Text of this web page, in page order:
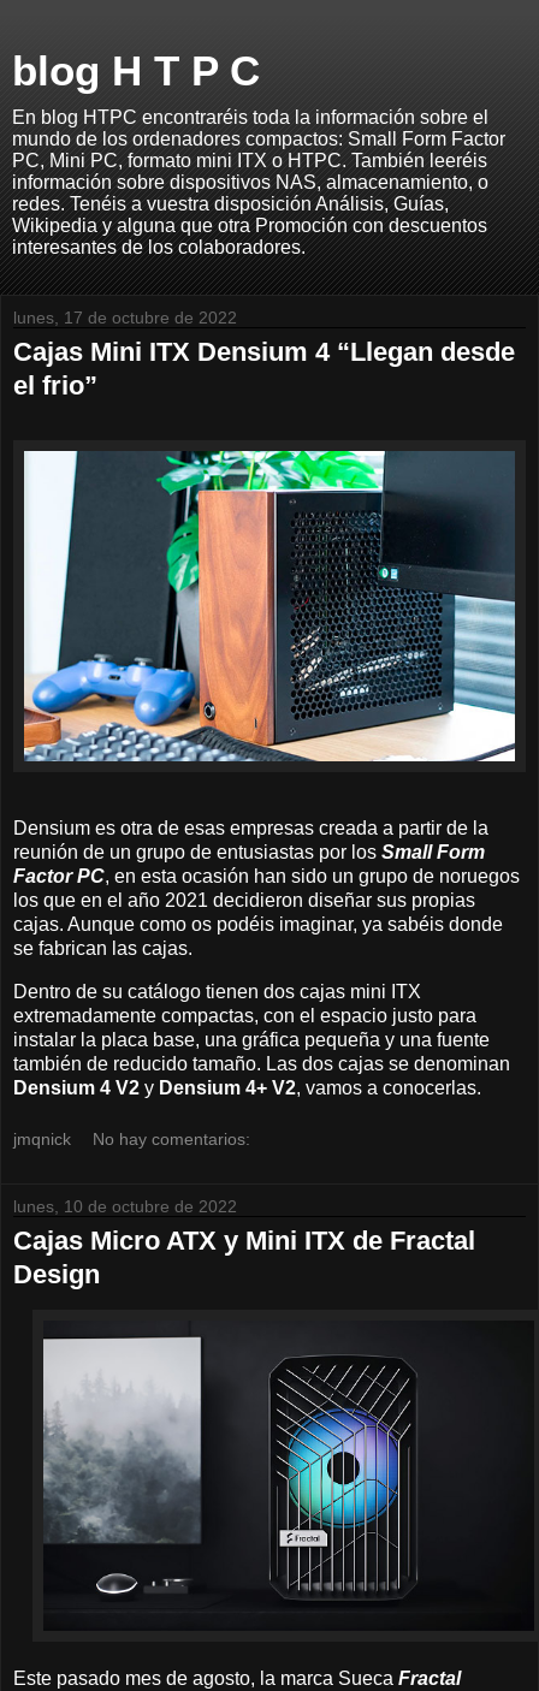
blog H T P C
En blog HTPC encontraréis toda la información sobre el
mundo de los ordenadores compactos: Small Form Factor
PC, Mini PC, formato mini ITX o HTPC. También leeréis
información sobre dispositivos NAS, almacenamiento, o
redes. Tenéis a vuestra disposición Análisis, Guías,
Wikipedia y alguna que otra Promoción con descuentos
interesantes de los colaboradores.
lunes, 17 de octubre de 2022
Cajas Mini ITX Densium 4 “Llegan desde
el frio”
Densium es otra de esas empresas creada a partir de la
reunión de un grupo de entusiastas por los Small Form
Factor PC, en esta ocasión han sido un grupo de noruegos
los que en el año 2021 decidieron diseñar sus propias
cajas. Aunque como os podéis imaginar, ya sabéis donde
se fabrican las cajas.
Dentro de su catálogo tienen dos cajas mini ITX
extremadamente compactas, con el espacio justo para
instalar la placa base, una gráfica pequeña y una fuente
también de reducido tamaño. Las dos cajas se denominan
Densium 4 V2 y Densium 4+ V2, vamos a conocerlas.
jmqnick No hay comentarios:
lunes, 10 de octubre de 2022
Cajas Micro ATX y Mini ITX de Fractal
Design
Este pasado mes de agosto, la marca Sueca Fractal